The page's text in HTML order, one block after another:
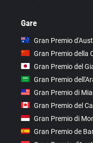
Gare
Gran Premio
Gran Premio della
Gran Premio del
Gran Premio
Gran Premio di
Gran Premio del
Gran Premio di
Gran Premio de